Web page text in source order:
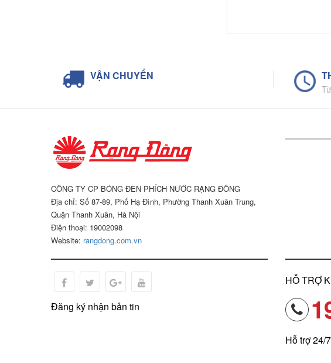
VẬN CHUYỂN
CÔNG TY CP BÓNG ĐÈN PHÍCH NƯỚC RẠNG ĐÔNG
Địa chỉ: Số 87-89, Phố Hạ Đình, Phường Thanh Xuân Trung,
Quận Thanh Xuân, Hà Nội
Điện thoại: 19002098
Website: rangdong.com.vn
Đăng ký nhận bản tin
HỖ TRỢ
Hỗ trợ 24/7